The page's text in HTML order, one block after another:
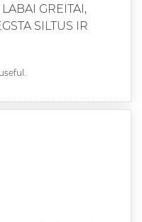
LABAI GREITAI,
SILTUS IR